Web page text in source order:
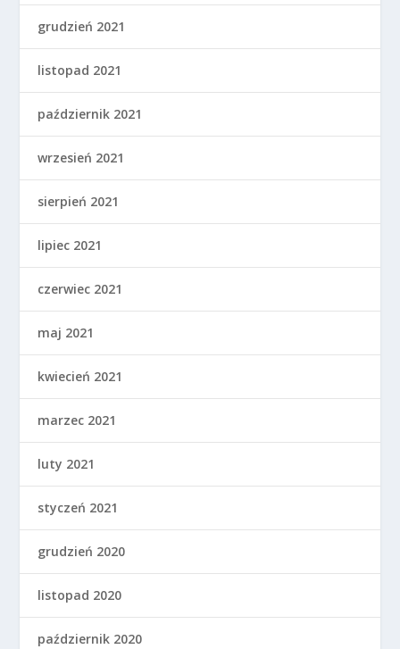
grudzień 2021
listopad 2021
październik 2021
wrzesień 2021
sierpień 2021
lipiec 2021
czerwiec 2021
maj 2021
kwiecień 2021
marzec 2021
luty 2021
styczeń 2021
grudzień 2020
listopad 2020
październik 2020